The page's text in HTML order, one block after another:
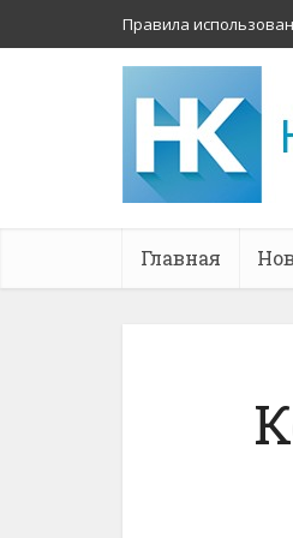
Правила
Главная